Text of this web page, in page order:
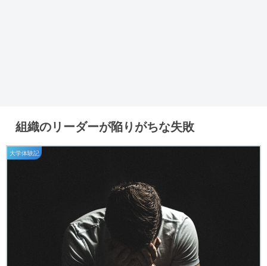
組織のリーダーが陥りがちな失敗
大学体験記